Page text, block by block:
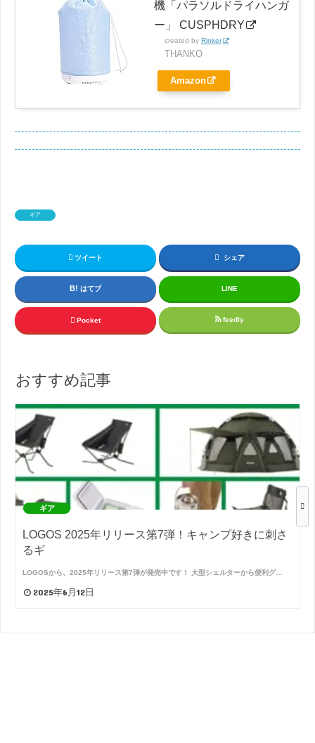
機「パラソルドライハンガ
ー」 CUSPHDRY
created by Rinker
THANKO
Amazon
ギア
ツイート シェア
はてブ LINE
Pocket feedly
おすすめ記事
ギア
LOGOS 2025年リリース第7弾！キャンプ好きに刺さ
るギ
LOGOSから、2025年リリース第7弾が発売中です！ 大型シェルターから便利グ…
2025年6月12日